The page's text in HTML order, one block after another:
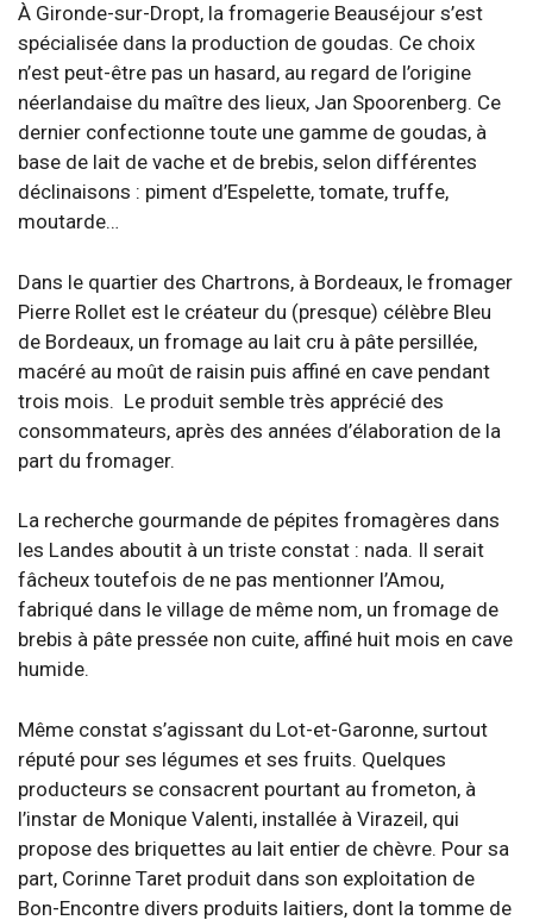
À Gironde-sur-Dropt, la fromagerie Beauséjour s’est
spécialisée dans la production de goudas. Ce choix
n’est peut-être pas un hasard, au regard de l’origine
néerlandaise du maître des lieux, Jan Spoorenberg. Ce
dernier confectionne toute une gamme de goudas, à
base de lait de vache et de brebis, selon différentes
déclinaisons : piment d’Espelette, tomate, truffe,
moutarde…
Dans le quartier des Chartrons, à Bordeaux, le fromager
Pierre Rollet est le créateur du (presque) célèbre Bleu
de Bordeaux, un fromage au lait cru à pâte persillée,
macéré au moût de raisin puis affiné en cave pendant
trois mois. Le produit semble très apprécié des
consommateurs, après des années d’élaboration de la
part du fromager.
La recherche gourmande de pépites fromagères dans
les Landes aboutit à un triste constat : nada. Il serait
fâcheux toutefois de ne pas mentionner l’Amou,
fabriqué dans le village de même nom, un fromage de
brebis à pâte pressée non cuite, affiné huit mois en cave
humide.
Même constat s’agissant du Lot-et-Garonne, surtout
réputé pour ses légumes et ses fruits. Quelques
producteurs se consacrent pourtant au frometon, à
l’instar de Monique Valenti, installée à Virazeil, qui
propose des briquettes au lait entier de chèvre. Pour sa
part, Corinne Taret produit dans son exploitation de
Bon-Encontre divers produits laitiers, dont la tomme de